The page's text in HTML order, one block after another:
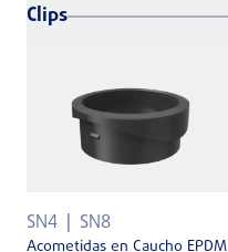
Clips
SN4 SN8
Acometidas en Caucho EPDM